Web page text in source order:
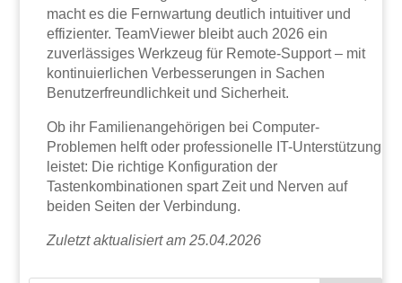
macht es die Fernwartung deutlich intuitiver und
effizienter. TeamViewer bleibt auch 2026 ein
zuverlässiges Werkzeug für Remote-Support – mit
kontinuierlichen Verbesserungen in Sachen
Benutzerfreundlichkeit und Sicherheit.
Ob ihr Familienangehörigen bei Computer-
Problemen helft oder professionelle IT-Unterstützung
leistet: Die richtige Konfiguration der
Tastenkombinationen spart Zeit und Nerven auf
beiden Seiten der Verbindung.
Zuletzt aktualisiert am 25.04.2026